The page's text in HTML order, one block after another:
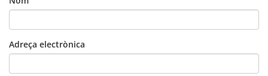
Adreça electrònica